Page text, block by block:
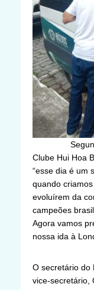
Segundo o
Clube Hui Hoa
“esse dia é um
quando
evoluírem da
campeões
Agora vamos
nossa ida à
O secretário do
vice-secretário,